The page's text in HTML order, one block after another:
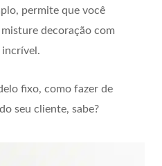
permite que você
decoração com
incrível.
fixo, como fazer de
seu cliente, sabe?